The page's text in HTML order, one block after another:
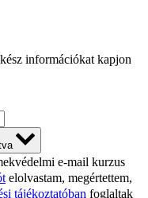
információkat kapjon
e-mail kurzus
elolvastam, megértettem,
tájékoztatóban foglaltak